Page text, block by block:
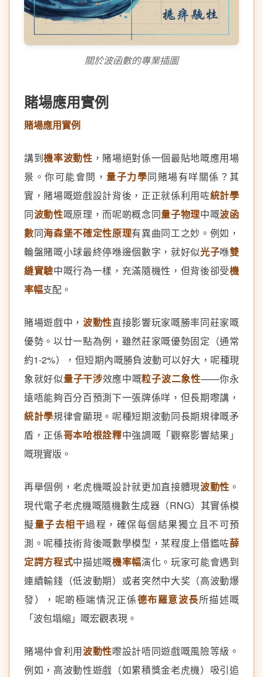
關於波函數的專業插圖
賭場應用實例
賭場應用實例
講到機率波動性 ，賭場絕對係一個最貼地嘅應用場
景。你可能會問， 量子力學同賭場有咩關係？其
實，賭場嘅遊戲設計背後，正正就係利用咗統計學
同波動性嘅原理，而呢啲概念同量子物理中嘅波函
數同海森堡不確定性原理有異曲同工之妙。例如，
輪盤賭嘅小球最終停喺邊個數字，就好似光子喺雙
縫實驗中嘅行為一樣，充滿隨機性，但背後卻受機
率幅支配。
賭場遊戲中， 波動性直接影響玩家嘅勝率同莊家嘅
優勢。以廿一點為例，雖然莊家嘅優勢固定（通常
約1-2%），但短期內嘅勝負波動可以好大，呢種現
象就好似量子干涉效應中嘅粒子波二象性——你永
遠唔能夠百分百預測下一張牌係咩，但長期嚟講，
統計學規律會顯現。呢種短期波動同長期規律嘅矛
盾，正係哥本哈根詮釋中強調嘅「觀察影響結果」
嘅現實版。
再舉個例，老虎機嘅設計就更加直接體現波動性 。
現代電子老虎機嘅隨機數生成器（RNG）其實係模
擬量子去相干過程，確保每個結果獨立且不可預
測。呢種技術背後嘅數學模型，某程度上借鑑咗薛
定諤方程式中描述嘅機率幅演化。玩家可能會遇到
連續輸錢（低波動期）或者突然中大奖（高波動爆
發），呢啲極端情況正係德布羅意波長所描述嘅
「波包塌縮」嘅宏觀表現。
賭場仲會利用波動性嚟設計唔同遊戲嘅風險等級。
例如，高波動性遊戲（如累積獎金老虎機）吸引追